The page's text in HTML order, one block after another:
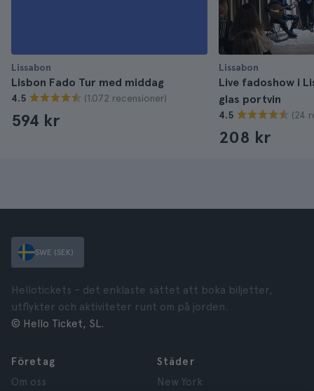
Lissabon
Lisbon Fado Tur med middag
4.5 (1.072 recensioner)
594 kr
Lissabon
Live fadoshow i
glas portvin
4.5 (24
208 kr
SWE (SEK)
Hellotickets – det enklaste sättet att boka biljetter,
utflykter och aktiviteter runt om på jorden.
© Hello Ticket, SL.
Företag
Om oss
Städer
New York